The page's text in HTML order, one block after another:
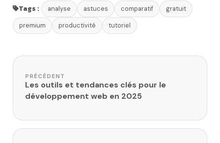
Tags : analyse astuces comparatif
gratuit
premium
productivité tutoriel
Navigation de l’article
PRÉCÉDENT
Les outils et tendances clés pour le
développement web en 2025